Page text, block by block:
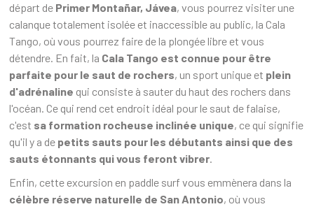
départ de Primer Montañar, Jávea, vous pourrez visiter une
calanque totalement isolée et inaccessible au public, la Cala
Tango, où vous pourrez faire de la plongée libre et vous
détendre. En fait, la Cala Tango est connue pour être
parfaite pour le saut de rochers, un sport unique et plein
d'adrénaline qui consiste à sauter du haut des rochers dans
l'océan. Ce qui rend cet endroit idéal pour le saut de falaise,
c'est sa formation rocheuse inclinée unique, ce qui signifie
qu'il y a de petits sauts pour les débutants ainsi que des
sauts étonnants qui vous feront vibrer.
Enfin, cette excursion en paddle surf vous emmènera dans la
célèbre réserve naturelle de San Antonio, où vous